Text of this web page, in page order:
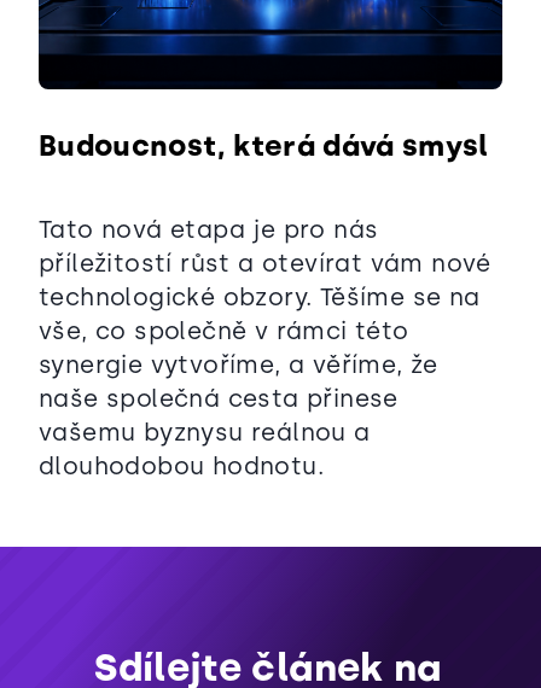
Budoucnost, která dává smysl
Tato nová etapa je pro nás
příležitostí růst a otevírat vám nové
technologické obzory. Těšíme se na
vše, co společně v rámci této
synergie vytvoříme, a věříme, že
naše společná cesta přinese
vašemu byznysu reálnou a
dlouhodobou hodnotu.
Sdílejte článek na